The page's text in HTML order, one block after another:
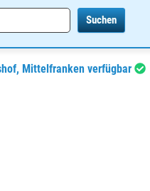
Mittelfranken verfügbar